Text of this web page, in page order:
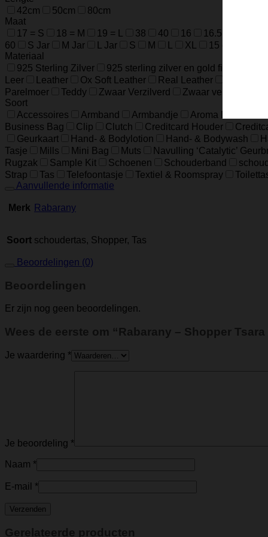
42cm
50cm
80cm
Maat
17 = S
18 = M 19 = L 38 40 16 16.5
60
S Jar M Jar L Jar S M XL
15 cm / 5.9
Materiaal
925 Sterling Zilver
925 sterling zilver en gold filled
Leer
Leather Ox Soft Leather Real Leather
Parelmoer
Teddy Zwaar Verzilverd
Zwaar verzilverd (15
Soort
Accessoires
Armband Armbandje Aroma Diffuser
Business Bag
Clip Clutch Creditcard Houder
Geurkaart
Hand- & Bodylotion Hand- & Bodywash
Tasje
Mills Mini Bag Muts Navulling ‘Catalytic’
Rugzak
Sample Kit Schoenen Schouderband
Strap
Tas Telefoontasje Textiel & Roomspray
Aanvullende informatie
Merk Rabarany
Soort schoudertas, Shopper, Tas
Beoordelingen (0)
Beoordelingen
Er zijn nog geen beoordelingen.
Wees de eerste om “Rabarany – Shopper
Je waardering *
Je beoordeling *
Naam *
E-mail *
Gerelateerde producten